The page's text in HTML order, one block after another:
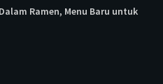
Ramen, Menu Baru untuk